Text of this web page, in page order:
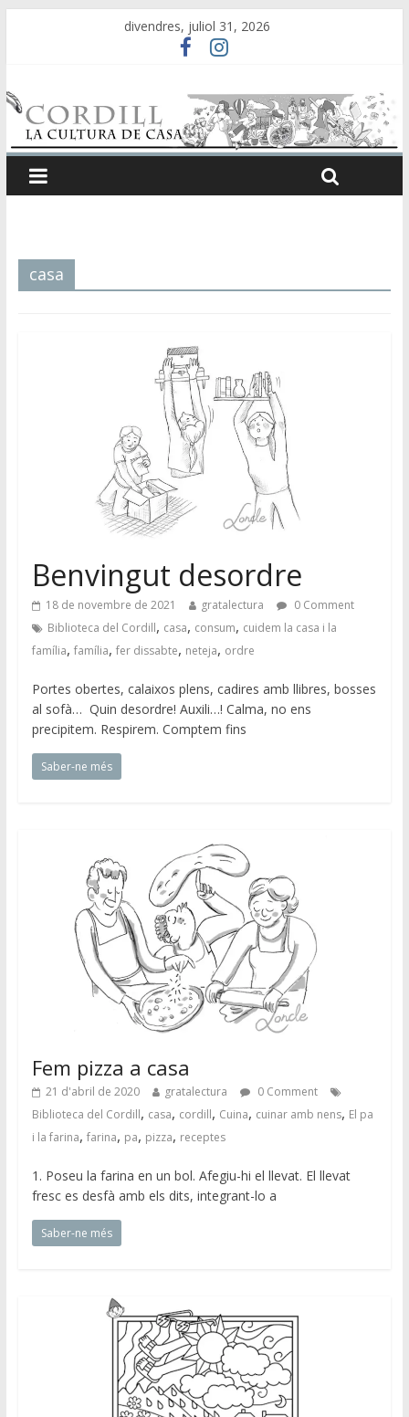
divendres, juliol 31, 2026
casa
Benvingut desordre
18 de novembre de 2021 gratalectura
0 Comment
Biblioteca del Cordill, casa, consum, cuidem la casa i la
família, família, fer dissabte, neteja, ordre
Portes obertes, calaixos plens, cadires amb llibres, bosses
al sofà… Quin desordre! Auxili…! Calma, no ens
precipitem. Respirem. Comptem fins
Saber-ne més
Fem pizza a casa
21 d'abril de 2020 gratalectura
0 Comment
Biblioteca del Cordill, casa, cordill, Cuina, cuinar amb nens, El pa
i la farina, farina, pa, pizza, receptes
1. Poseu la farina en un bol. Afegiu-hi el llevat. El llevat
fresc es desfà amb els dits, integrant-lo a
Saber-ne més